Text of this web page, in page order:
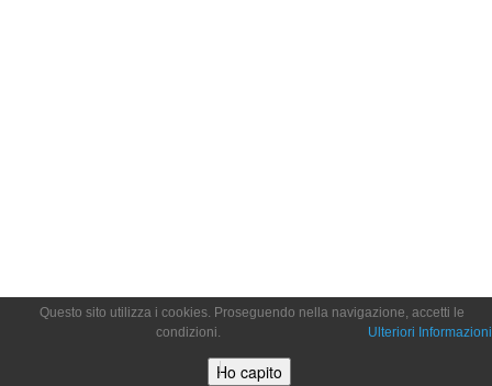
Questo sito utilizza i cookies. Proseguendo nella navigazione, accetti le
condizioni.
Ulteriori Informazioni
Ho capito